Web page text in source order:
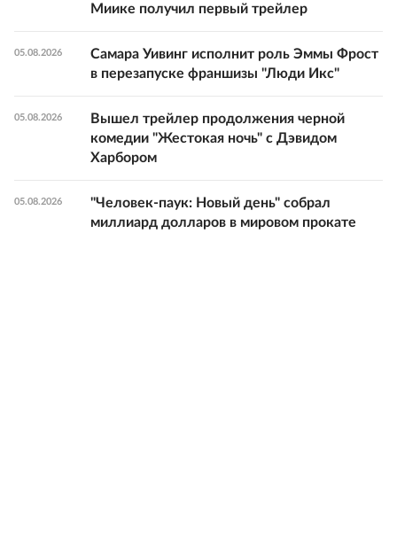
Миике получил первый трейлер
05.08.2026
Самара Уивинг исполнит роль Эммы Фрост
в перезапуске франшизы "Люди Икс"
05.08.2026
Вышел трейлер продолжения черной
комедии "Жестокая ночь" с Дэвидом
Харбором
05.08.2026
"Человек-паук: Новый день" собрал
миллиард долларов в мировом прокате